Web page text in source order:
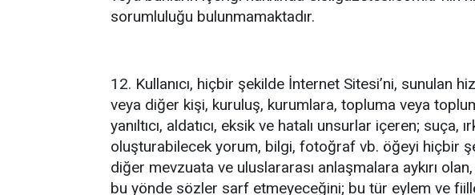
sorumluluğu bulunmamaktadır.
12. Kullanıcı, hiçbir şekilde İnternet Sitesi’ni, sunulan
veya diğer kişi, kuruluş, kurumlara, topluma veya
yanıltıcı, aldatıcı, eksik ve hatalı unsurlar içeren;
oluşturabilecek yorum, bilgi, fotoğraf vb. öğeyi hiçbir
diğer mevzuata ve uluslararası anlaşmalara aykırı
bu yönde sözler sarf etmeyeceğini; bu tür eylem ve